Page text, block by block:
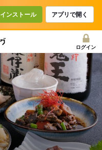
インストール アプリで開く
ログイン